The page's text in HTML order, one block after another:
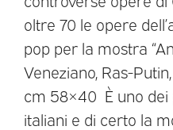
oltre 70 le opere
pop per la mostra
Veneziano, Ras-
cm 58×40 È uno dei
italiani e di certo la